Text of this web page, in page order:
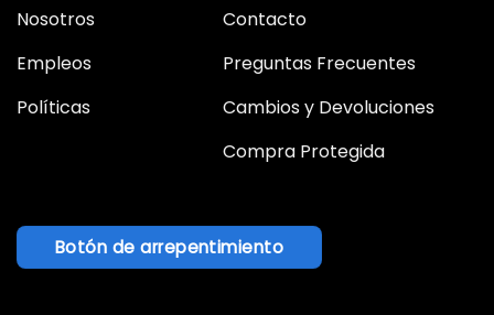
Nosotros
Empleos
Políticas
Contacto
Preguntas Frecuentes
Cambios y Devoluciones
Compra Protegida
Botón de arrepentimiento